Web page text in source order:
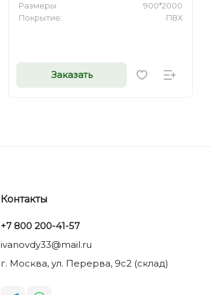
Размеры:
900*2000
Покрытие:
ПВХ
Заказать
Контакты
+7 800 200-41-57
ivanovdy33@mail.ru
г. Москва, ул. Перерва, 9с2 (склад)